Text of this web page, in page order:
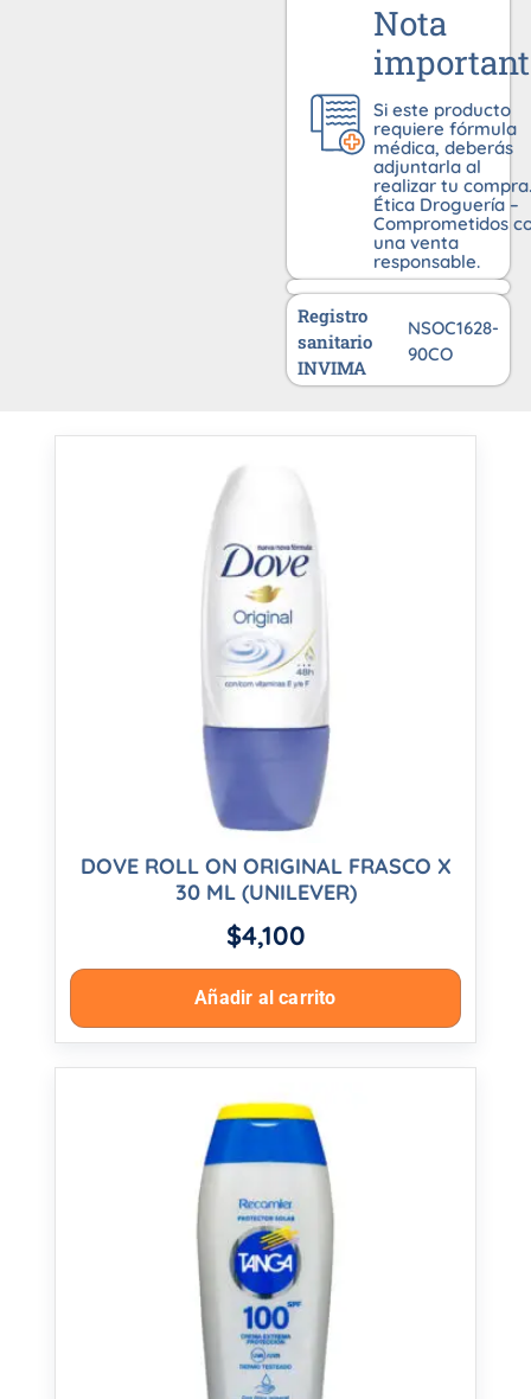
Nota
Si este producto
requiere fórmula
médica, deberás
adjuntarla al
realizar tu compra.
Ética Droguería –
Comprometidos
una venta
responsable.
Registro
sanitario
INVIMA
NSOC1628-
90CO
DOVE ROLL ON ORIGINAL FRASCO X
30 ML (UNILEVER)
$4,100
Añadir al carrito